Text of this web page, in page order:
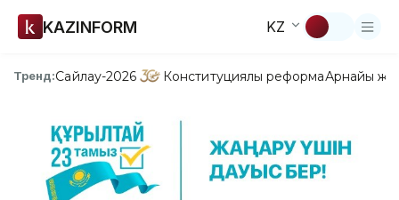
KAZINFORM KZ
Тренд:Сайлау-2026 Конституциялық реформаАрнайы